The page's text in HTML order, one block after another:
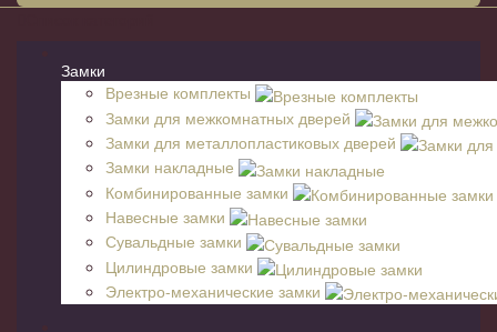
Замки
Врезные комплекты
Замки для межкомнатных дверей
Замки для металлопластиковых дверей
Замки накладные
Комбинированные замки
Навесные замки
Сувальдные замки
Цилиндровые замки
Электро-механические замки